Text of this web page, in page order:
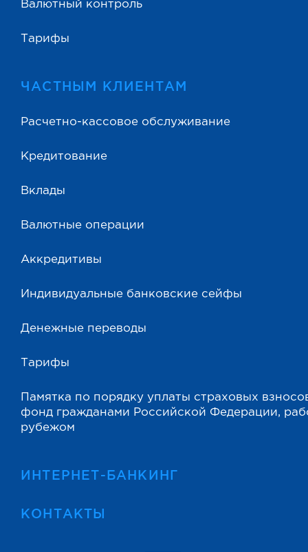
Валютный контроль
Тарифы
ЧАСТНЫМ КЛИЕНТАМ
Расчетно-кассовое обслуживание
Кредитование
Вклады
Валютные операции
Аккредитивы
Индивидуальные банковские сейфы
Денежные переводы
Тарифы
Памятка по порядку уплаты страховых
фонд гражданами Российской Федерации,
рубежом
ИНТЕРНЕТ-БАНКИНГ
КОНТАКТЫ